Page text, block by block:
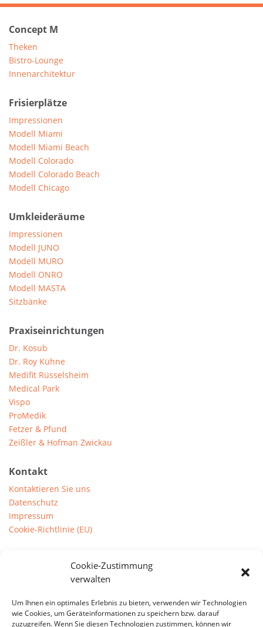
Cookie-Zustimmung
verwalten
Um Ihnen ein optimales Erlebnis zu bieten, verwenden wir Technologien
wie Cookies, um Geräteinformationen zu speichern bzw. darauf
zuzugreifen. Wenn Sie diesen Technologien zustimmen, können wir
Concept M
Theken
Bistro-Lounge
Innenarchitektur
Frisierplätze
Impressionen
Modell Miami
Modell Miami Beach
Modell Colorado
Modell Colorado Beach
Modell Chicago
Umkleideräume
Impressionen
Modell JUNO
Modell MURO
Modell ONRO
Modell MASTA
Sitzbänke
Praxiseinrichtungen
Dr. Kosub
Dr. Roy Kühne
Medifit Rüsselsheim
Medical Park
Vispo
ProMedik
Fetzer & Pfund
Zeißler & Hofman Zwickau
Kontakt
Kontaktieren Sie uns
Datenschutz
Impressum
Cookie-Richtlinie (EU)
Anschrift